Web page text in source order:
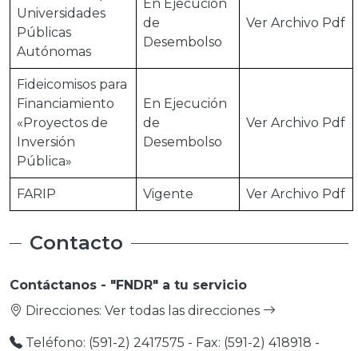
Universidades
Públicas
Autónomas
En Ejecución
de
Desembolso
Ver Archivo Pdf
Fideicomisos para
Financiamiento
«Proyectos de
Inversión
Pública»
En Ejecución
de
Desembolso
Ver Archivo Pdf
FARIP Vigente Ver Archivo Pdf
Contacto
Contáctanos - "FNDR" a tu servicio
Direcciones: Ver todas las direcciones
Teléfono: (591-2) 2417575 - Fax: (591-2) 418918 -